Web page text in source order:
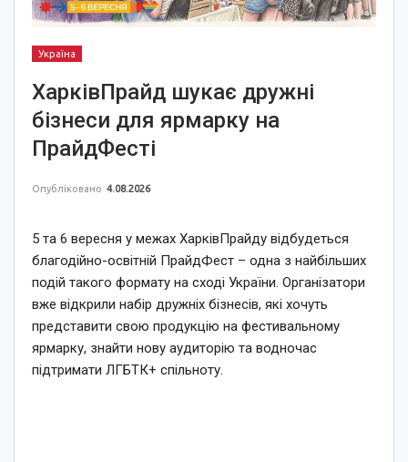
Україна
ХарківПрайд шукає дружні
бізнеси для ярмарку на
ПрайдФесті
Опубліковано 4.08.2026
5 та 6 вересня у межах ХарківПрайду відбудеться
благодійно-освітній ПрайдФест – одна з найбільших
подій такого формату на сході України. Організатори
вже відкрили набір дружніх бізнесів, які хочуть
представити свою продукцію на фестивальному
ярмарку, знайти нову аудиторію та водночас
підтримати ЛГБТК+ спільноту.